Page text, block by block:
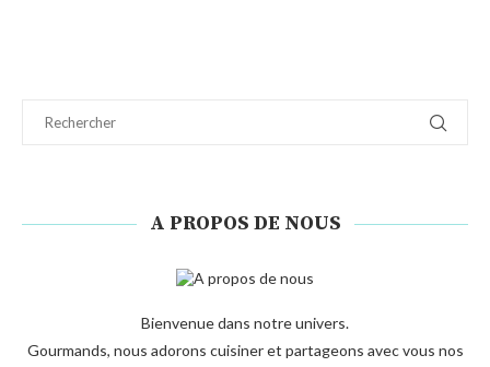
A PROPOS DE NOUS
Bienvenue dans notre univers.
Gourmands, nous adorons cuisiner et partageons avec vous nos